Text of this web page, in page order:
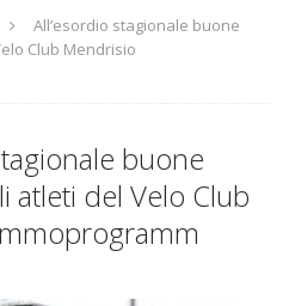
All’esordio stagionale buone
Club Mendrisio
buone
atleti del Velo Club